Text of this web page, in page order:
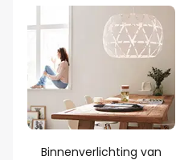
Binnenverlichting van